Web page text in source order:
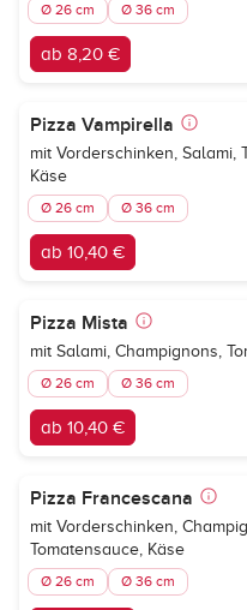
Ø 26 cm Ø 36 cm
ab 8,20 €
Pizza Vampirella
mit Vorderschinken, Salami,
Käse
Ø 26 cm Ø 36 cm
ab 10,40 €
Pizza Mista
mit Salami, Champignons,
Ø 26 cm Ø 36 cm
ab 10,40 €
Pizza Francescana
mit Vorderschinken,
Tomatensauce, Käse
Ø 26 cm Ø 36 cm